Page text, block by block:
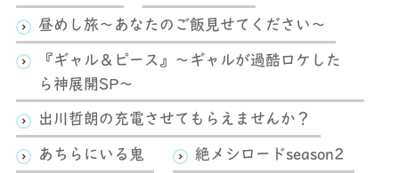
昼めし旅～あなたのご飯見せてください～
『ギャル＆ピース』～ギャルが過酷ロケした
ら神展開SP～
出川哲朗の充電させてもらえませんか？
あちらにいる鬼 絶メシロードseason2